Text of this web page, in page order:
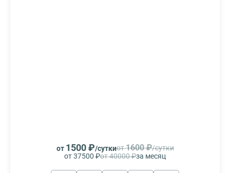
от 1500 ₽/суткиот1600 ₽/сутки
от 37500 ₽от 40000 ₽за месяц